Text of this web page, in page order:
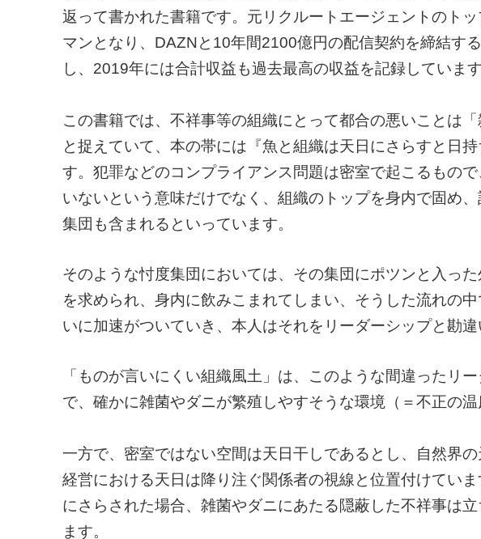
返って書かれた書籍です。元リクルートエージェントのト
マンとなり、DAZNと10年間2100億円の配信契約を締結す
し、2019年には合計収益も過去最高の収益を記録しています
この書籍では、不祥事等の組織にとって都合の悪いことは
と捉えていて、本の帯には『魚と組織は天日にさらすと日
す。犯罪などのコンプライアンス問題は密室で起こるもの
いないという意味だけでなく、組織のトップを身内で固め
集団も含まれるといっています。
そのような忖度集団においては、その集団にポツンと入っ
を求められ、身内に飲みこまれてしまい、そうした流れの
いに加速がついていき、本人はそれをリーダーシップと勘違
「ものが言いにくい組織風土」は、このような間違ったリ
で、確かに雑菌やダニが繁殖しやすそうな環境（＝不正の温
一方で、密室ではない空間は天日干しであるとし、自然界の
経営における天日は降り注ぐ関係者の視線と位置付けてい
にさらされた場合、雑菌やダニにあたる隠蔽した不祥事は
ます。